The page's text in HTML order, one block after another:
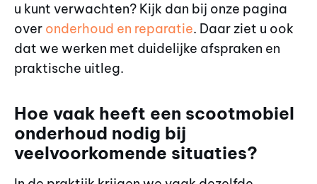
u kunt verwachten? Kijk dan bij onze pagina
over onderhoud en reparatie. Daar ziet u ook
dat we werken met duidelijke afspraken en
praktische uitleg.
Hoe vaak heeft een scootmobiel
onderhoud nodig bij
veelvoorkomende situaties?